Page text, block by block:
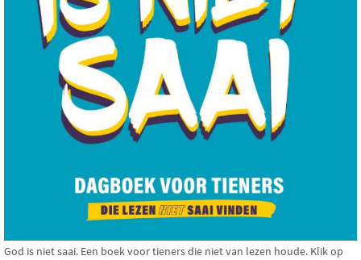
God is niet saai. Een boek voor tieners die niet van lezen houde. Klik op